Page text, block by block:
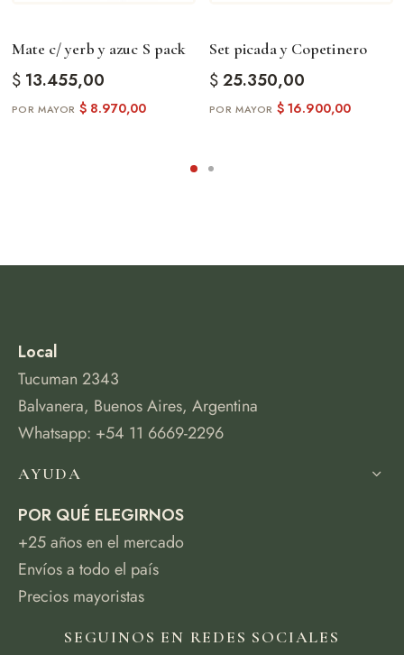
Mate c/ yerb y azuc S pack
$13.455,00
$8.970,00
Set picada y Copetinero
$25.350,00
$16.900,00
Local
Tucuman 2343
Balvanera, Buenos Aires, Argentina
Whatsapp: +54 11 6669-2296
AYUDA
POR QUÉ ELEGIRNOS
+25 años en el mercado
Envíos a todo el país
Precios mayoristas
SEGUINOS EN REDES SOCIALES